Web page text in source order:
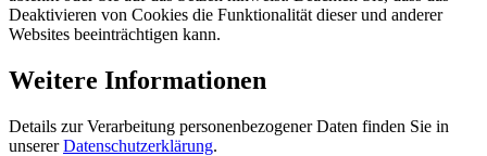
Deaktivieren von Cookies die Funktionalität dieser und anderer
Websites beeinträchtigen kann.
Weitere Informationen
Details zur Verarbeitung personenbezogener Daten finden Sie in
unsererDatenschutzerklärung.